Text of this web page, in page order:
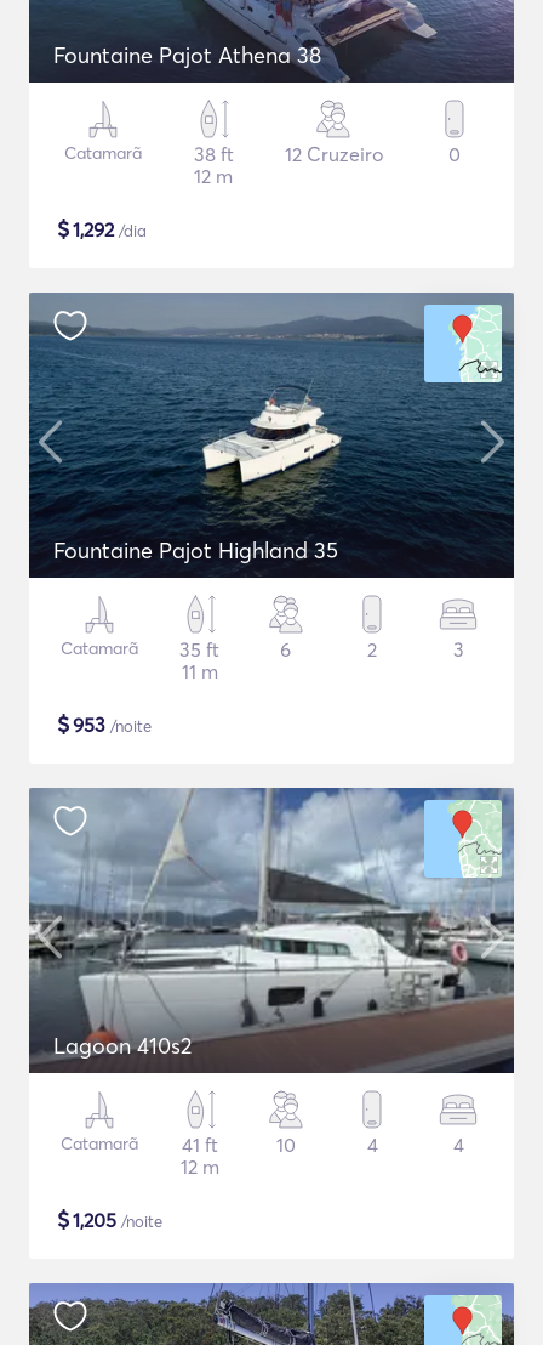
Fountaine Pajot Athena 38
Catamarã
38 ft
12 m
12 Cruzeiro 0
$1,292/dia
Fountaine Pajot Highland 35
Catamarã
35 ft
11 m
6 2 3
$953 /noite
Lagoon 410s2
Catamarã
41 ft
12 m
10 4 4
$1,205 /noite